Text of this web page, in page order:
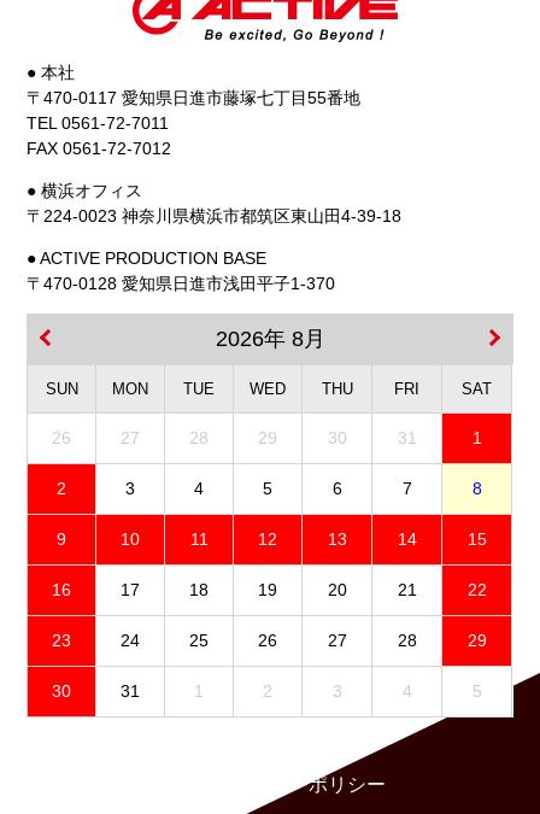
● 本社
〒470-0117 愛知県日進市藤塚七丁目55番地
TEL 0561-72-7011
FAX 0561-72-7012
● 横浜オフィス
〒224-0023 神奈川県横浜市都筑区東山田4-39-18
● ACTIVE PRODUCTION BASE
〒470-0128 愛知県日進市浅田平子1-370
2026年 8月
SUN MON TUE WED THU FRI SAT
26 27 28 29 30 31 1
2 3 4 5 6 7 8
9 10 11 12 13 14 15
16 17 18 19 20 21 22
23 24 25 26 27 28 29
30 31 1 2 3 4 5
プライバシーポリシー